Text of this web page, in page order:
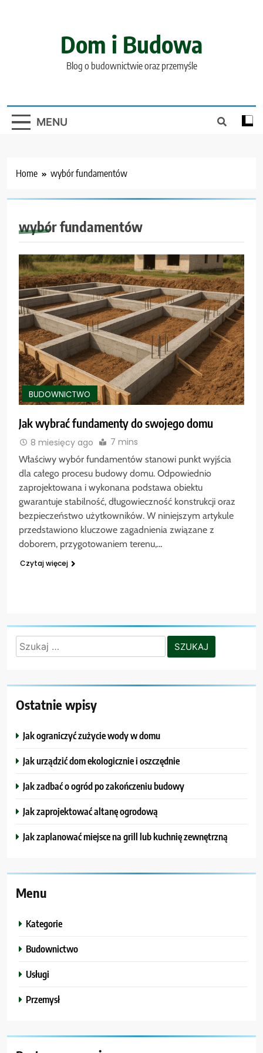
Dom i Budowa
Blog o budownictwie oraz przemyśle
MENU
Home wybór fundamentów
wybór fundamentów
BUDOWNICTWO
Jak wybrać fundamenty do swojego domu
8 miesięcy ago 7 mins
Właściwy wybór fundamentów stanowi punkt wyjścia
dla całego procesu budowy domu. Odpowiednio
zaprojektowana i wykonana podstawa obiektu
gwarantuje stabilność, długowieczność konstrukcji oraz
bezpieczeństwo użytkowników. W niniejszym artykule
przedstawiono kluczowe zagadnienia związane z
doborem, przygotowaniem terenu,…
Czytaj więcej
Szukaj:
Ostatnie wpisy
Jak ograniczyć zużycie wody w domu
Jak urządzić dom ekologicznie i oszczędnie
Jak zadbać o ogród po zakończeniu budowy
Jak zaprojektować altanę ogrodową
Jak zaplanować miejsce na grill lub kuchnię zewnętrzną
Menu
Kategorie
Budownictwo
Usługi
Przemysł